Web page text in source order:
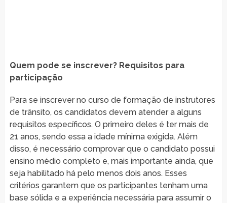
Quem pode se inscrever? Requisitos para
participação
Para se inscrever no curso de formação de instrutores
de trânsito, os candidatos devem atender a alguns
requisitos específicos. O primeiro deles é ter mais de
21 anos, sendo essa a idade mínima exigida. Além
disso, é necessário comprovar que o candidato possui
ensino médio completo e, mais importante ainda, que
seja habilitado há pelo menos dois anos. Esses
critérios garantem que os participantes tenham uma
base sólida e a experiência necessária para assumir o